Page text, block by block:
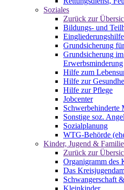
Soziales
Zurück zur
Bildungs- und
Grundsicherung
Grundsicherung
Erwerbsminderung
Hilfe zum
Hilfe zur
Hilfe zur Pflege
Jobcenter
Schwerbehinderte
Sonstige soz.
Sozialplanung
WTG-Behörde
Kinder, Jugend & Familie
Zurück zur
Organigramm des
Das
Schwangerschaft
Kleinkinder